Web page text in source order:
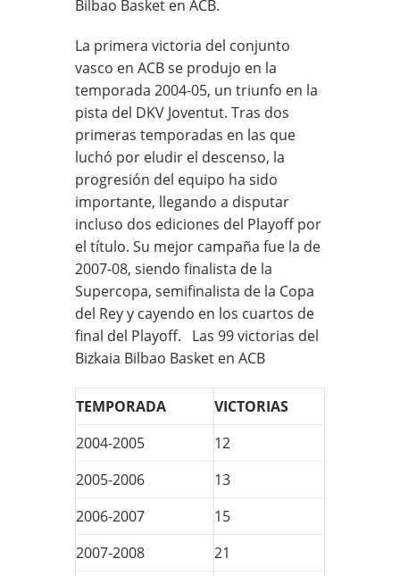
Bilbao Basket en ACB.
La primera victoria del conjunto
vasco en ACB se produjo en la
temporada 2004-05, un triunfo en la
pista del DKV Joventut. Tras dos
primeras temporadas en las que
luchó por eludir el descenso, la
progresión del equipo ha sido
importante, llegando a disputar
incluso dos ediciones del Playoff por
el título. Su mejor campaña fue la de
2007-08, siendo finalista de la
Supercopa, semifinalista de la Copa
del Rey y cayendo en los cuartos de
final del Playoff. Las 99 victorias del
Bizkaia Bilbao Basket en ACB
TEMPORADA
VICTORIAS
2004-2005
12
2005-2006
13
2006-2007
15
2007-2008
21